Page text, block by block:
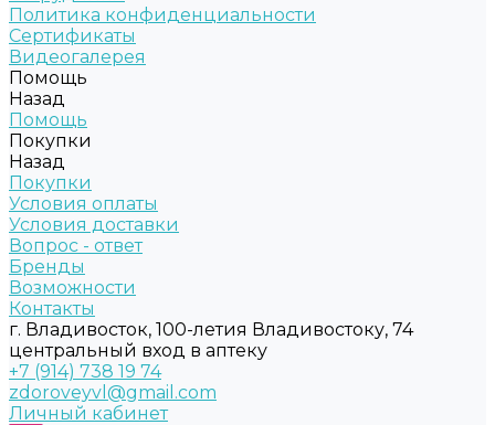
Политика конфиденциальности
Сертификаты
Видеогалерея
Помощь
Назад
Помощь
Покупки
Назад
Покупки
Условия оплаты
Условия доставки
Вопрос - ответ
Бренды
Возможности
Контакты
г. Владивосток, 100-летия Владивостоку, 74
центральный вход в аптеку
+7 (914) 738 19 74
zdoroveyvl@gmail.com
Личный кабинет